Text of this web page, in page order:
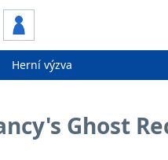
Herní výzva
Ghost